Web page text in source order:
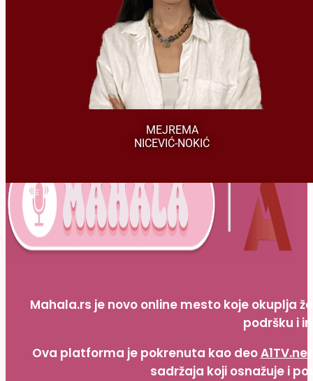
MEJREMA
NICEVIĆ-NOKIĆ
Novinarka Mahale
Donosi dubinu i istraživački pristup u temama koje se tiču
ženskih prava i društvenih izazova. Njena posvećenost i
autentičan stil doprinose da Mahala ostane verna svojoj
misiji – da bude platforma za istinu i promenu.
Mahala.rs je novo online mesto koje okuplja
podršku i
Ova platforma je pokrenuta kao deoA1TV.net
sadržaja koji osnažuje i